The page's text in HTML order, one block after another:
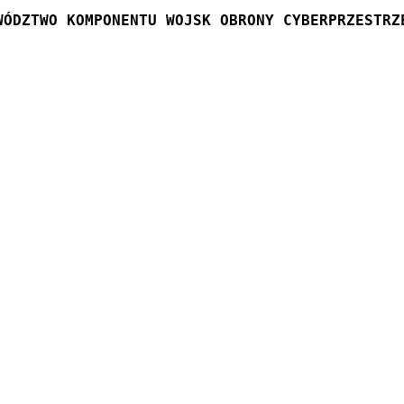
KOMPONENTU WOJSK OBRONY